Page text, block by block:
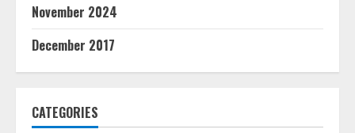
November 2024
December 2017
CATEGORIES